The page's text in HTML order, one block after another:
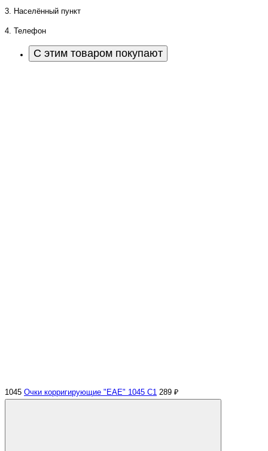
3. Населённый пункт
4. Телефон
С этим товаром покупают
1045 Очки корригирующие "EAE" 1045 С1 289 ₽